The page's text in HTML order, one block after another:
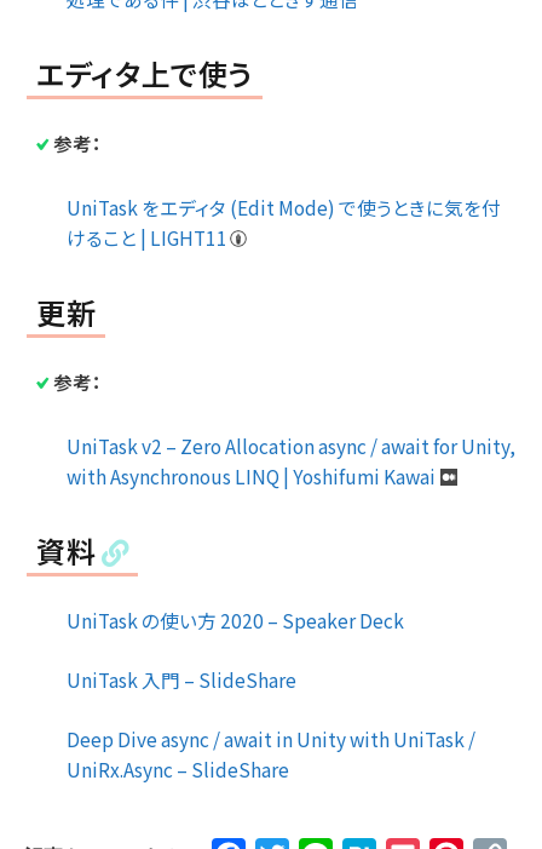
エディタ上で使う
参考：
UniTask をエディタ (Edit Mode) で使うときに気を付
けること | LIGHT11
更新
参考：
UniTask v2 – Zero Allocation async / await for Unity,
with Asynchronous LINQ | Yoshifumi Kawai
資料
UniTask の使い方 2020 – Speaker Deck
UniTask 入門 – SlideShare
Deep Dive async / await in Unity with UniTask /
UniRx.Async – SlideShare